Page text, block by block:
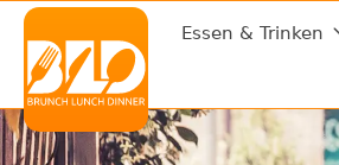
Essen & Trinken